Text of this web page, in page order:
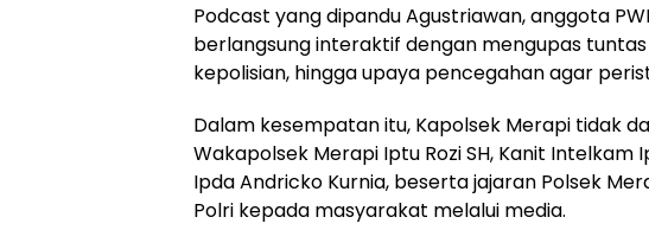
Podcast yang dipandu Agustriawan, anggota
berlangsung interaktif dengan mengupas
kepolisian, hingga upaya pencegahan agar
Dalam kesempatan itu, Kapolsek Merapi tidak
Wakapolsek Merapi Iptu Rozi SH, Kanit Intelkam
Ipda Andricko Kurnia, beserta jajaran Polsek
Polri kepada masyarakat melalui media.